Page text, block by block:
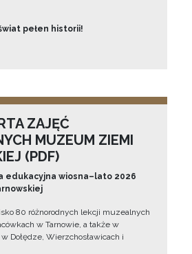
pełen historii!
ZAJĘĆ
MUZEUM ZIEMI
(PDF)
edukacyjna wiosna–lato 2026
80 różnorodnych lekcji muzealnych
w Tarnowie, a także w
Dołędze, Wierzchosławicach i